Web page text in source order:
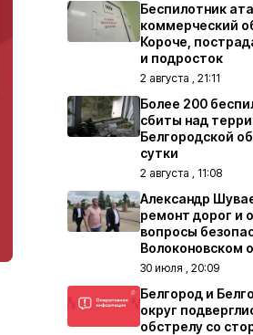
Беспилотник
коммерческий
Короче,
и подросток
2 августа , 21:11
Более 200
сбиты над
Белгородской
сутки
2 августа , 11:08
Александр
ремонт дорог и
вопросы
Волоконовском
30 июля , 20:09
Белгород и
округ
обстрелу со